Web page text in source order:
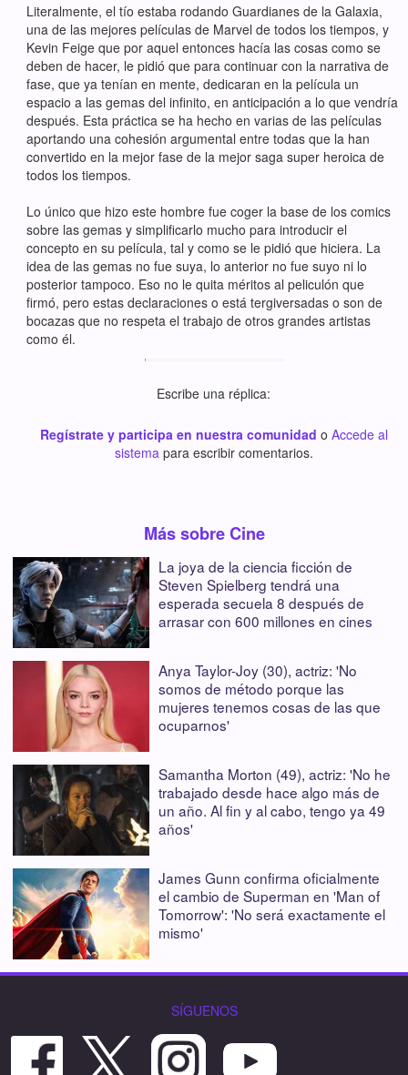
Literalmente, el tío estaba rodando Guardianes de la Galaxia,
una de las mejores películas de Marvel de todos los tiempos, y
Kevin Feige que por aquel entonces hacía las cosas como se
deben de hacer, le pidió que para continuar con la narrativa de
fase, que ya tenían en mente, dedicaran en la película un
espacio a las gemas del infinito, en anticipación a lo que vendría
después. Esta práctica se ha hecho en varias de las películas
aportando una cohesión argumental entre todas que la han
convertido en la mejor fase de la mejor saga super heroica de
todos los tiempos.
Lo único que hizo este hombre fue coger la base de los comics
sobre las gemas y simplificarlo mucho para introducir el
concepto en su película, tal y como se le pidió que hiciera. La
idea de las gemas no fue suya, lo anterior no fue suyo ni lo
posterior tampoco. Eso no le quita méritos al peliculón que
firmó, pero estas declaraciones o está tergiversadas o son de
bocazas que no respeta el trabajo de otros grandes artistas
como él.
Escribe una réplica:
Regístrate y participa en nuestra comunidad o Accede al
sistema para escribir comentarios.
Más sobre Cine
La joya de la ciencia ficción de
Steven Spielberg tendrá una
esperada secuela 8 después de
arrasar con 600 millones en cines
Anya Taylor-Joy (30), actriz: 'No
somos de método porque las
mujeres tenemos cosas de las que
ocuparnos'
Samantha Morton (49), actriz: 'No he
trabajado desde hace algo más de
un año. Al fin y al cabo, tengo ya 49
años'
James Gunn confirma oficialmente
el cambio de Superman en 'Man of
Tomorrow': 'No será exactamente el
mismo'
SÍGUENOS